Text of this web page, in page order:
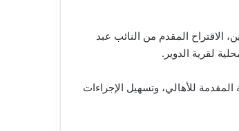
الاقتراح المقدم من النائب عبد
لقرية الدوير.
للأهالي، وتسهيل الإجراءات